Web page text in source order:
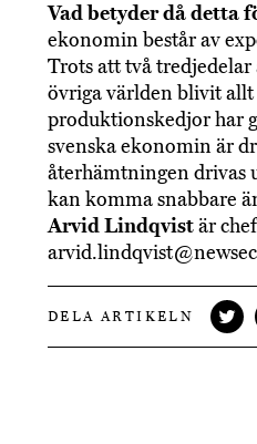
Vad betyder då detta
ekonomin består av
Trots att två
övriga världen blivit
produktionskedjor har
svenska ekonomin är
återhämtningen drivas
kan komma snabbare
Arvid Lindqvistär
DELA ARTIKELN